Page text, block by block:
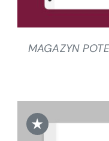
MAGAZYN
★